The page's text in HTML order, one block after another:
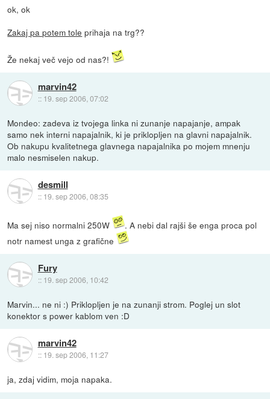
ok, ok
Zakaj pa potem tole prihaja na trg??
Že nekaj več vejo od nas?!
marvin42
:: 19. sep 2006, 07:02
Mondeo: zadeva iz tvojega linka ni zunanje napajanje, ampak
samo nek interni napajalnik, ki je priklopljen na glavni napajalnik.
Ob nakupu kvalitetnega glavnega napajalnika po mojem mnenju
malo nesmiselen nakup.
desmill
:: 19. sep 2006, 08:35
Ma sej niso normalni 250W
. A nebi dal rajši še enga proca pol
notr namest unga z grafične
Fury
:: 19. sep 2006, 10:42
Marvin... ne ni :) Priklopljen je na zunanji strom. Poglej un slot
konektor s power kablom ven :D
marvin42
:: 19. sep 2006, 11:27
ja, zdaj vidim, moja napaka.